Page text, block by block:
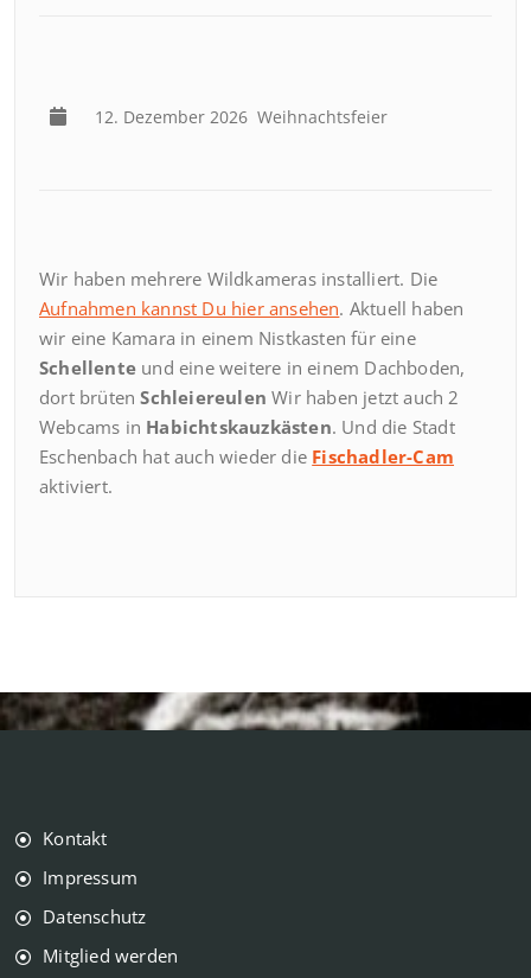
12. Dezember 2026 Weihnachtsfeier
Wir haben mehrere Wildkameras installiert. Die
Aufnahmen kannst Du hier ansehen. Aktuell haben
wir eine Kamara in einem Nistkasten für eine
Schellente und eine weitere in einem Dachboden,
dort brütenSchleiereulen Wir haben jetzt auch 2
Webcams in Habichtskauzkästen. Und die Stadt
Eschenbach hat auch wieder die Fischadler-Cam
aktiviert.
Kontakt
Impressum
Datenschutz
Mitglied werden